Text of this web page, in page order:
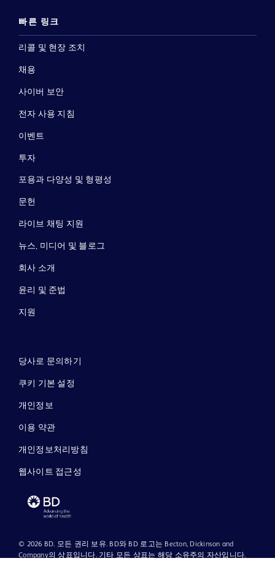
빠른 링크
리콜 및 현장 조치
채용
사이버 보안
전자 사용 지침
이벤트
투자
포용과 다양성 및 형평성
문헌
라이브 채팅 지원
뉴스, 미디어 및 블로그
회사 소개
윤리 및 준법
지원
당사로 문의하기
쿠키 기본 설정
개인정보
이용 약관
개인정보처리방침
웹사이트 접근성
© 2026 BD. 모든 권리 보유. BD와 BD 로고는 Becton, Dickinson and
Company의 상표입니다. 기타 모든 상표는 해당 소유주의 자산입니다.